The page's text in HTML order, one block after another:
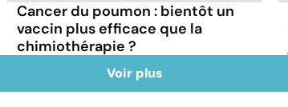
Cancer du poumon : bientôt un
vaccin plus efficace que la
chimiothérapie ?
Voir plus